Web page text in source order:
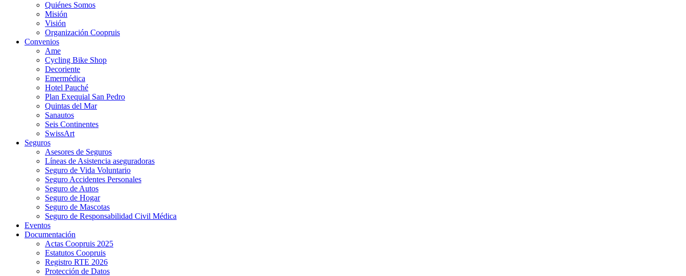
Quiénes Somos
Misión
Visión
Organización Coopruis
Convenios
Ame
Cycling Bike Shop
Decoriente
Emermédica
Hotel Pauché
Plan Exequial San Pedro
Quintas del Mar
Sanautos
Seis Continentes
SwissArt
Seguros
Asesores de Seguros
Líneas de Asistencia aseguradoras
Seguro de Vida Voluntario
Seguro Accidentes Personales
Seguro de Autos
Seguro de Hogar
Seguro de Mascotas
Seguro de Responsabilidad Civil Médica
Eventos
Documentación
Actas Coopruis 2025
Estatutos Coopruis
Registro RTE 2026
Protección de Datos